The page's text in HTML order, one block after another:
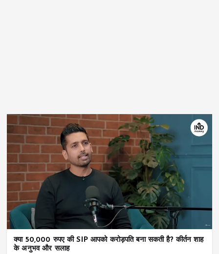
क्या 50,000 रुपए की SIP आपको करोड़पति बना सकती है? कीर्तन शाह
के अनुभव और सलाह